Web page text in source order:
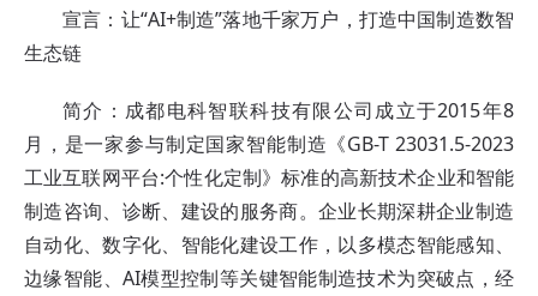
宣言：让“AI+制造”落地千家万户，打造中国制造数智
生态链
简介：成都电科智联科技有限公司成立于2015年8
月，是一家参与制定国家智能制造《GB-T 23031.5-2023
工业互联网平台:个性化定制》标准的高新技术企业和智能
制造咨询、诊断、建设的服务商。企业长期深耕企业制造
自动化、数字化、智能化建设工作，以多模态智能感知、
边缘智能、AI模型控制等关键智能制造技术为突破点，经